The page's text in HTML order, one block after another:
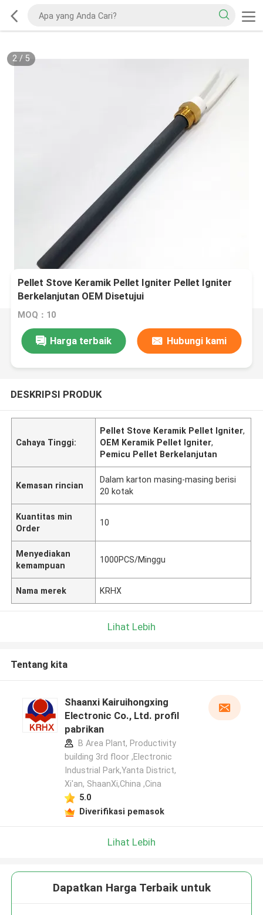
2/ 5
Pellet Stove Keramik Pellet Igniter Pellet Igniter
Berkelanjutan OEM Disetujui
MOQ：10
Harga terbaik Hubungi kami
DESKRIPSI PRODUK
Cahaya Tinggi:
Pellet Stove Keramik Pellet Igniter,
OEM Keramik Pellet Igniter,
Pemicu Pellet Berkelanjutan
Kemasan rincian
Dalam karton masing-masing berisi
20 kotak
Kuantitas min
Order
10
Menyediakan
kemampuan
1000PCS/Minggu
Nama merek KRHX
Lihat Lebih
Tentang kita
Shaanxi Kairuihongxing
Electronic Co., Ltd. profil
pabrikan
B Area Plant, Productivity
building 3rd floor ,Electronic
Industrial Park,Yanta District,
Xi'an, ShaanXi,China ,Cina
5.0
Diverifikasi pemasok
Lihat Lebih
Dapatkan Harga Terbaik untuk